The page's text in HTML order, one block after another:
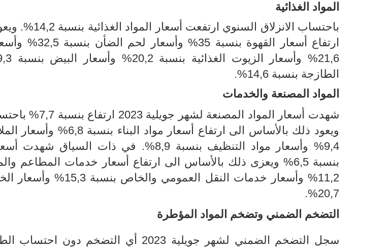
المواد الغذائية
باحتساب الانزلاق السنوي ارتفعت أسعار المواد الغذائية بنسبة
14,2%.
ارتفاع أسعار
القهوة بنسبة 35% و أسعار
لحم الضأن بنسبة 32,5% وأسعار لحم البقر بنسبة
21,6%
وأسعار الزيوت الغذائية بنسبة 20,2% وأسعار البيض بنسبة 19 ,3
الطازجة بنسبة 14,6%.
المواد المصنعة والخدمات
شهدت أسعار المواد المصنعة لشهر جويلية 2023 ارتفاع بنسبة
7
,
7
%
ويعود ذلك بالأساس الى ارتفاع أسعار
9,4% وأسعار مواد التنظيف بنسبة 8,9%. في ذات
بنسبة 6,5% ويعزى ذلك بالأساس الى ارتفاع أسعار خدمات المطاعم
11,2% وأسعار خدمات النقل العمومي والخاص بنسبة 15,3%
وأسعار
20,7%.
التضخم الضمني وتضخم المواد المؤطرة
سجل التضخم الضمني لشهر جويلية 2023 أي التضخم دون احتساب الطاقة والتغذية